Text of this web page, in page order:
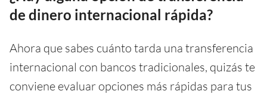
de dinero internacional rápida?
Ahora que sabes cuánto tarda una transferencia
internacional con bancos tradicionales, quizás te
conviene evaluar opciones más rápidas para tus